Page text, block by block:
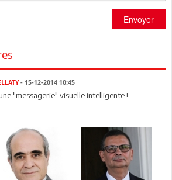
Envoyer
- 15-12-2014 10:45
"messagerie" visuelle intelligente !